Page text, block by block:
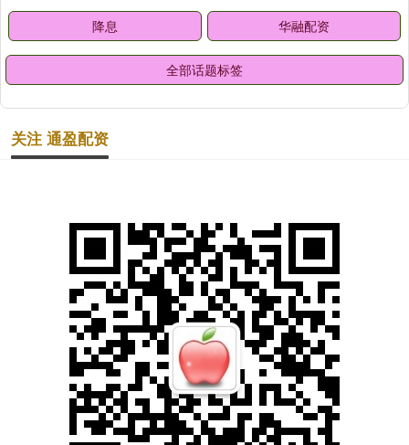
降息 华融配资
全部话题标签
关注 通盈配资